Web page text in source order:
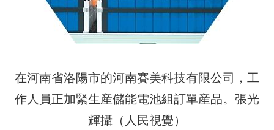
在河南省洛陽市的河南賽美科技有限公司，工
作人員正加緊生産儲能電池組訂單産品。張光
輝攝（人民視覺）